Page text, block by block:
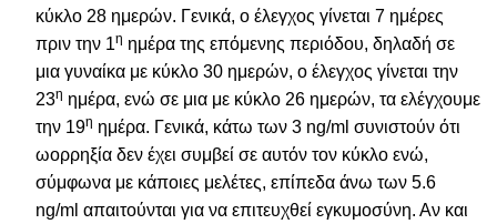
κύκλο 28 ημερών. Γενικά, ο έλεγχος γίνεται 7 ημέρες
πριν την 1η ημέρα της επόμενης περιόδου, δηλαδή σε
μια γυναίκα με κύκλο 30 ημερών, ο έλεγχος γίνεται την
23η ημέρα, ενώ σε μια με κύκλο 26 ημερών, τα ελέγχουμε
την 19η ημέρα. Γενικά, κάτω των 3 ng/ml συνιστούν ότι
ωορρηξία δεν έχει συμβεί σε αυτόν τον κύκλο ενώ,
σύμφωνα με κάποιες μελέτες, επίπεδα άνω των 5.6
ng/ml απαιτούνται για να επιτευχθεί εγκυμοσύνη. Αν και